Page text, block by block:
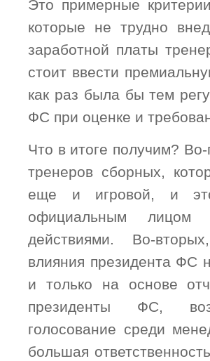
Это примерные
которые не трудно
заработной платы
стоит ввести
как раз была бы тем
ФС при оценке и
Что в итоге получим?
тренеров сборных,
еще и игровой, и
официальным
действиями. Во-
влияния президента ФС
и только на основе
президенты ФС,
голосование среди
большая